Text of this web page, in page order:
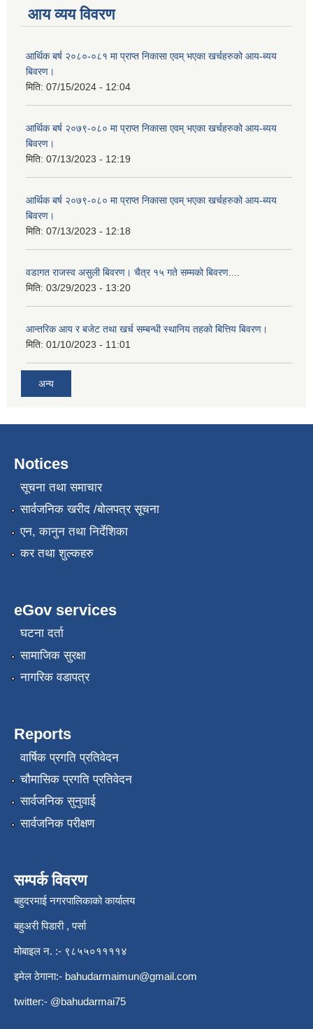
आय व्यय विवरण
आर्थिक बर्ष २०८०-०८१ मा प्राप्त निकासा एवम् भएका खर्चहरुको आय-ब्यय
बिवरण।
मिति: 07/15/2024 - 12:04
आर्थिक बर्ष २०७९-०८० मा प्राप्त निकासा एवम् भएका खर्चहरुको आय-ब्यय
बिवरण।
मिति: 07/13/2023 - 12:19
आर्थिक बर्ष २०७९-०८० मा प्राप्त निकासा एवम् भएका खर्चहरुको आय-ब्यय
बिवरण।
मिति: 07/13/2023 - 12:18
वडागत राजस्व असुली बिवरण। चैत्र १५ गते सम्मको बिवरण....
मिति: 03/29/2023 - 13:20
आन्तरिक आय र बजेट तथा खर्च सम्बन्धी स्थानिय तहको बित्तिय बिवरण।
मिति: 01/10/2023 - 11:01
अन्य
Notices
सूचना तथा समाचार
सार्वजनिक खरीद /बोलपत्र सूचना
एन, कानुन तथा निर्देशिका
कर तथा शुल्कहरु
eGov services
घटना दर्ता
सामाजिक सुरक्षा
नागरिक वडापत्र
Reports
वार्षिक प्रगति प्रतिवेदन
चौमासिक प्रगति प्रतिवेदन
सार्वजनिक सुनुवाई
सार्वजनिक परीक्षण
सम्पर्क विवरण
बहुदरमाई नगरपालिकाको कार्यालय
बहुअरी पिडारी , पर्सा
मोबाइल न. :- ९८५५०११११४
इमेल ठेगाना:- bahudarmaimun@gmail.com
twitter:- @bahudarmai75